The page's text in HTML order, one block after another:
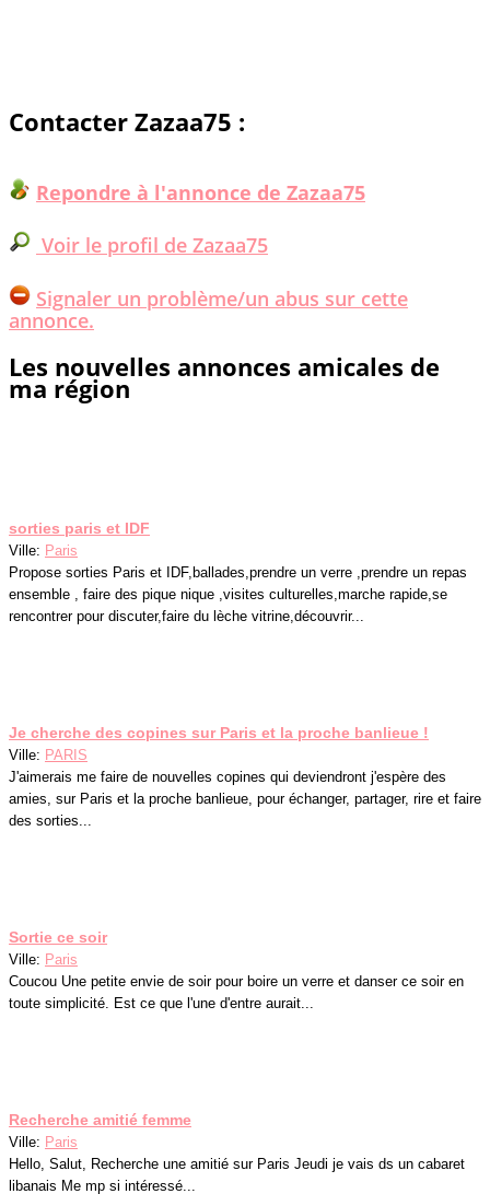
Contacter Zazaa75 :
Repondre à l'annonce de Zazaa75
Voir le profil de Zazaa75
Signaler un problème/un abus sur cette
annonce.
Les nouvelles annonces amicales de
ma région
sorties paris et IDF
Ville: Paris
Propose sorties Paris et IDF,ballades,prendre un verre ,prendre un repas
ensemble , faire des pique nique ,visites culturelles,marche rapide,se
rencontrer pour discuter,faire du lèche vitrine,découvrir...
Je cherche des copines sur Paris et la proche banlieue !
Ville: PARIS
J'aimerais me faire de nouvelles copines qui deviendront j'espère des
amies, sur Paris et la proche banlieue, pour échanger, partager, rire et faire
des sorties...
Sortie ce soir
Ville: Paris
Coucou Une petite envie de soir pour boire un verre et danser ce soir en
toute simplicité. Est ce que l'une d'entre aurait...
Recherche amitié femme
Ville: Paris
Hello, Salut, Recherche une amitié sur Paris Jeudi je vais ds un cabaret
libanais Me mp si intéressé...